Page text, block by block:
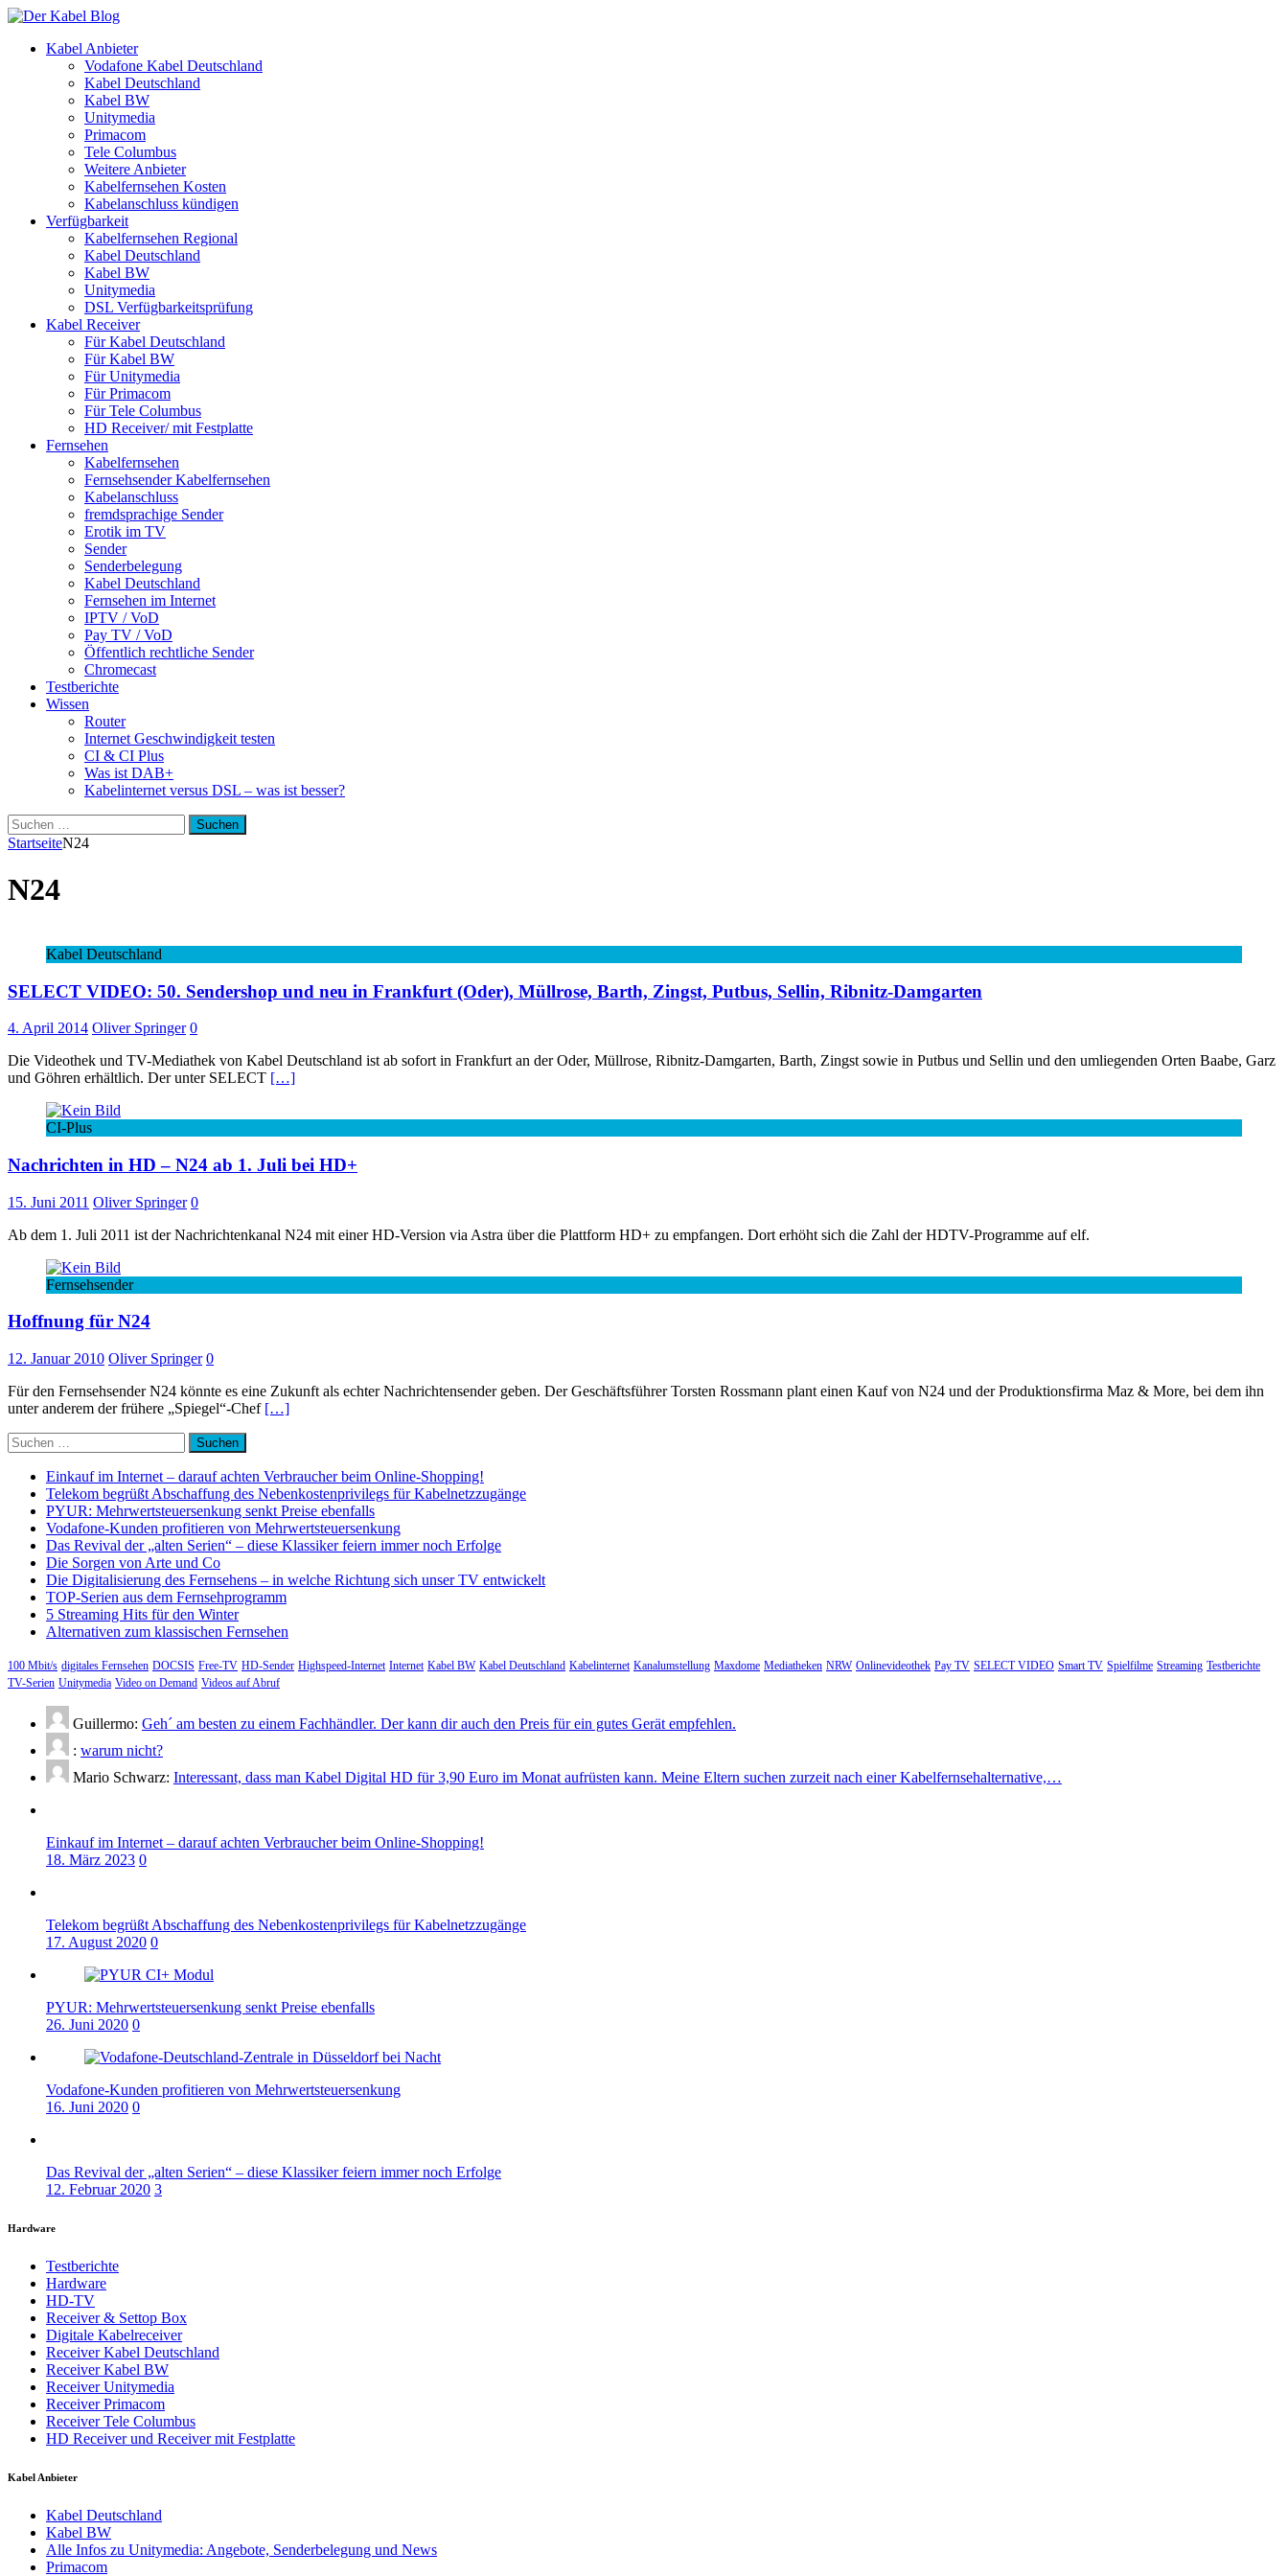
Kabel Anbieter
Vodafone Kabel Deutschland
Kabel Deutschland
Kabel BW
Unitymedia
Primacom
Tele Columbus
Weitere Anbieter
Kabelfernsehen Kosten
Kabelanschluss kündigen
Verfügbarkeit
Kabelfernsehen Regional
Kabel Deutschland
Kabel BW
Unitymedia
DSL Verfügbarkeitsprüfung
Kabel Receiver
Für Kabel Deutschland
Für Kabel BW
Für Unitymedia
Für Primacom
Für Tele Columbus
HD Receiver/ mit Festplatte
Fernsehen
Kabelfernsehen
Fernsehsender Kabelfernsehen
Kabelanschluss
fremdsprachige Sender
Erotik im TV
Sender
Senderbelegung
Kabel Deutschland
Fernsehen im Internet
IPTV / VoD
Pay TV / VoD
Öffentlich rechtliche Sender
Chromecast
Testberichte
Wissen
Router
Internet Geschwindigkeit testen
CI & CI Plus
Was ist DAB+
Kabelinternet versus DSL – was ist besser?
Suchen
nach:
StartseiteN24
N24
Kabel Deutschland
SELECT VIDEO: 50. Sendershop und neu in Frankfurt (Oder), Müllrose, Barth, Zingst, Putbus, Sellin, Ribnitz-Damgarten
4. April 2014 Oliver Springer 0
Die Videothek und TV-Mediathek von Kabel Deutschland ist ab sofort in Frankfurt an der Oder, Müllrose, Ribnitz-Damgarten, Barth, Zingst sowie in Putbus und Sellin und den umliegenden Orten Baabe, Garz
und Göhren erhältlich. Der unter SELECT […]
CI-Plus
Nachrichten in HD – N24 ab 1. Juli bei HD+
15. Juni 2011 Oliver Springer 0
Ab dem 1. Juli 2011 ist der Nachrichtenkanal N24 mit einer HD-Version via Astra über die Plattform HD+ zu empfangen. Dort erhöht sich die Zahl der HDTV-Programme auf elf.
Fernsehsender
Hoffnung für N24
12. Januar 2010 Oliver Springer 0
Für den Fernsehsender N24 könnte es eine Zukunft als echter Nachrichtensender geben. Der Geschäftsführer Torsten Rossmann plant einen Kauf von N24 und der Produktionsfirma Maz & More, bei dem ihn
unter anderem der frühere „Spiegel“-Chef […]
Suchen
nach:
Einkauf im Internet – darauf achten Verbraucher beim Online-Shopping!
Telekom begrüßt Abschaffung des Nebenkostenprivilegs für Kabelnetzzugänge
PYUR: Mehrwertsteuersenkung senkt Preise ebenfalls
Vodafone-Kunden profitieren von Mehrwertsteuersenkung
Das Revival der „alten Serien“ – diese Klassiker feiern immer noch Erfolge
Die Sorgen von Arte und Co
Die Digitalisierung des Fernsehens – in welche Richtung sich unser TV entwickelt
TOP-Serien aus dem Fernsehprogramm
5 Streaming Hits für den Winter
Alternativen zum klassischen Fernsehen
100 Mbit/s digitales Fernsehen DOCSIS Free-TV HD-Sender Highspeed-Internet Internet Kabel BW Kabel Deutschland Kabelinternet Kanalumstellung Maxdome Mediatheken NRW Onlinevideothek Pay TV SELECT VIDEO Smart TV Spielfilme Streaming Testberichte
TV-Serien Unitymedia Video on Demand Videos auf Abruf
Guillermo: Geh´ am besten zu einem Fachhändler. Der kann dir auch den Preis für ein gutes Gerät empfehlen.
: warum nicht?
Mario Schwarz: Interessant, dass man Kabel Digital HD für 3,90 Euro im Monat aufrüsten kann. Meine Eltern suchen zurzeit nach einer Kabelfernsehalternative,…
Einkauf im Internet – darauf achten Verbraucher beim Online-Shopping!
18. März 2023 0
Telekom begrüßt Abschaffung des Nebenkostenprivilegs für Kabelnetzzugänge
17. August 2020 0
PYUR: Mehrwertsteuersenkung senkt Preise ebenfalls
26. Juni 2020 0
Vodafone-Kunden profitieren von Mehrwertsteuersenkung
16. Juni 2020 0
Das Revival der „alten Serien“ – diese Klassiker feiern immer noch Erfolge
12. Februar 2020 3
Hardware
Testberichte
Hardware
HD-TV
Receiver & Settop Box
Digitale Kabelreceiver
Receiver Kabel Deutschland
Receiver Kabel BW
Receiver Unitymedia
Receiver Primacom
Receiver Tele Columbus
HD Receiver und Receiver mit Festplatte
Kabel Anbieter
Kabel Deutschland
Kabel BW
Alle Infos zu Unitymedia: Angebote, Senderbelegung und News
Primacom